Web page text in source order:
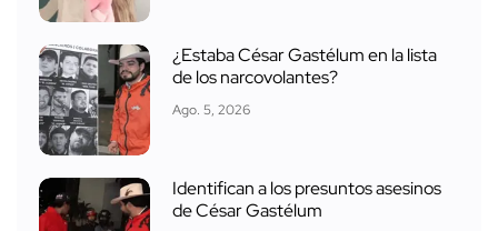
¿Estaba César Gastélum en la lista
de los narcovolantes?
Ago. 5, 2026
Identifican a los presuntos asesinos
de César Gastélum